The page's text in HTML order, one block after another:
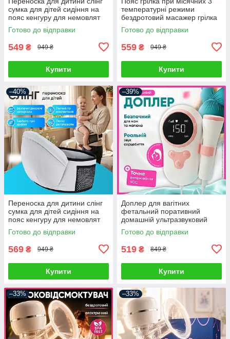
сумка для дітей сидіння на
пояс кенгуру для немовлят
дитячі сумки переноски
Готово до відправки
549 ₴ 949 ₴
Купити
температурні режими
бездротовий масажер грілка
при спазмах менструації та
менструальних болях
Готово до відправки
559 ₴ 949 ₴
Купити
–40%
Переноска для дитини слінг
сумка для дітей сидіння на
пояс кенгуру для немовлят
дитячі сумки переноски
Готово до відправки
569 ₴ 949 ₴
Купити
–39%
Доплер для вагітних
фетальний поративний
домашній ультразвуковий
прилад для прослуховування
та контролю
Готово до відправки
519 ₴ 849 ₴
Купити
–33% –33%